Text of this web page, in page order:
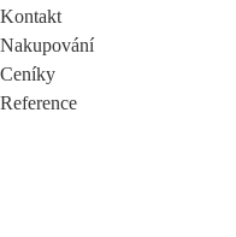
Kontakt
Nakupování
Ceníky
Reference